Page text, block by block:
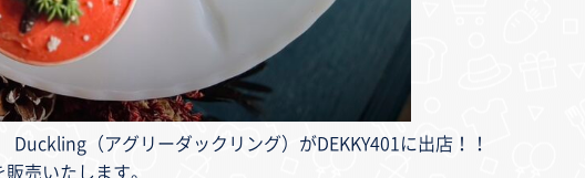
（アグリーダックリング）がDEKKY401に出店！！
売いたします。